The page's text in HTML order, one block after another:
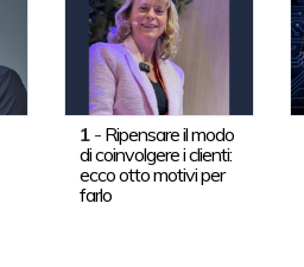
1 - Ripensare il modo
di coinvolgere i clienti:
ecco otto motivi per
farlo